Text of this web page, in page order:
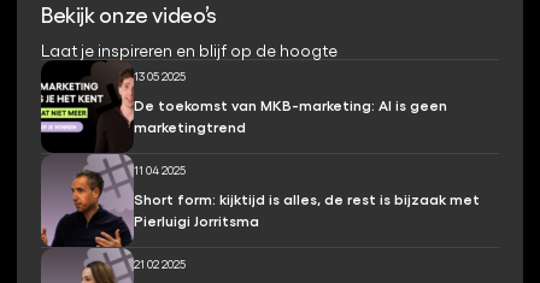
Bekijk onze video’s
Laat je inspireren en blijf op de hoogte
13 05 2025
De toekomst van MKB-marketing: AI is geen
marketingtrend
11 04 2025
Short form: kijktijd is alles, de rest is bijzaak met
Pierluigi Jorritsma
21 02 2025